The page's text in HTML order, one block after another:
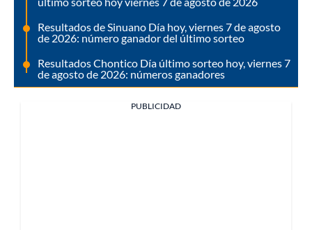
Resultados de Sinuano Día hoy, viernes 7 de agosto
de 2026: número ganador del último sorteo
Resultados Chontico Día último sorteo hoy, viernes 7
de agosto de 2026: números ganadores
PUBLICIDAD